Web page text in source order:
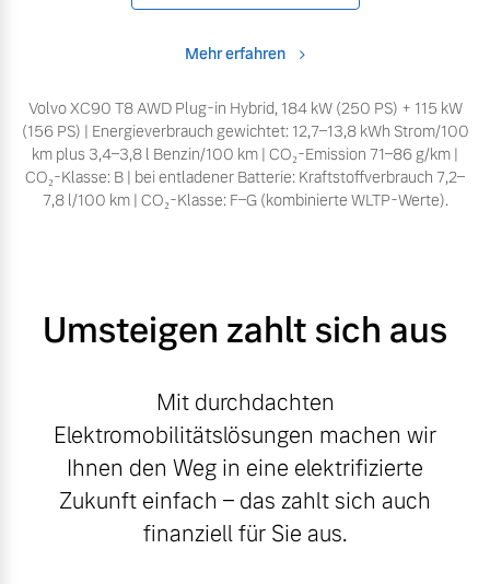
Mehr erfahren
Volvo XC90 T8 AWD Plug-in Hybrid, 184 kW (250 PS) + 115 kW
(156 PS) | Energieverbrauch gewichtet: 12,7–13,8 kWh Strom/100
km plus 3,4–3,8 l Benzin/100 km | CO₂-Emission 71–86 g/km |
CO₂-Klasse: B | bei entladener Batterie: Kraftstoffverbrauch 7,2–
7,8 l/100 km | CO₂-Klasse: F–G (kombinierte WLTP-Werte).
Umsteigen zahlt sich aus
Mit durchdachten
Elektromobilitätslösungen machen wir
Ihnen den Weg in eine elektrifizierte
Zukunft einfach – das zahlt sich auch
finanziell für Sie aus.